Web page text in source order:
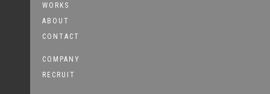
WORKS
ABOUT
CONTACT
COMPANY
RECRUIT